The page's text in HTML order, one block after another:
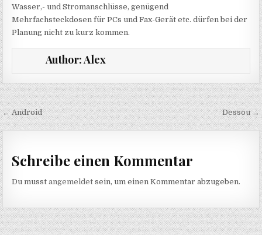
Wasser,- und Stromanschlüsse, genügend
Mehrfachsteckdosen für PCs und Fax-Gerät etc. dürfen bei der
Planung nicht zu kurz kommen.
Author:Alex
Beitragsnavigation
← Android Dessou →
Schreibe einen Kommentar
Du musstangemeldet sein, um einen Kommentar abzugeben.